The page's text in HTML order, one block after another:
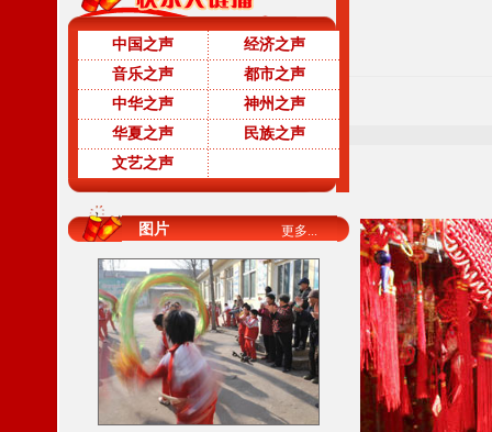
中国之声
经济之声
音乐之声
都市之声
中华之声
神州之声
华夏之声
民族之声
文艺之声
图片 更多...